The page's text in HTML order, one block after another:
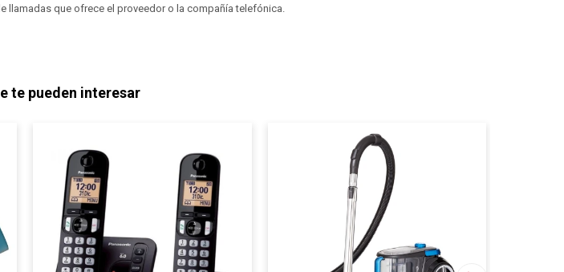
llamadas que ofrece el proveedor o la compañía telefónica.
te pueden interesar